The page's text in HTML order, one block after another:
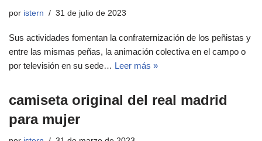
por istern 31 de julio de 2023
Sus actividades fomentan la confraternización de los peñistas y
entre las mismas peñas, la animación colectiva en el campo o
por televisión en su sede… Leer más »
camiseta original del real madrid
para mujer